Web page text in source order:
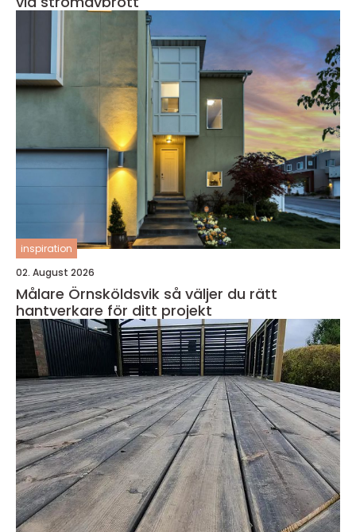
inspiration
02. August 2026
Målare Örnsköldsvik så väljer du rätt
hantverkare för ditt projekt